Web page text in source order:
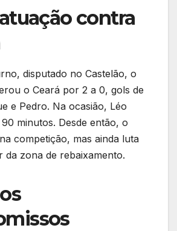
contra
disputado no Castelão, o
o Ceará por 2 a 0, gols de
e Pedro. Na ocasião, Léo
minutos. Desde então, o
competição, mas ainda luta
da zona de rebaixamento.